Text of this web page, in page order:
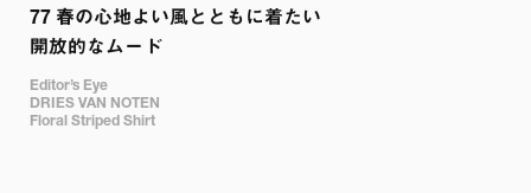
77 春の心地よい風とともに着たい
開放的なムード
Editor’s Eye
DRIES VAN NOTEN
Floral Striped Shirt